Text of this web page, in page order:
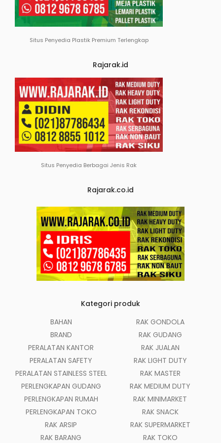
Situs Penyedia Plastik Premium Terlengkap
Rajarak.id
Situs Penyedia Berbagai Jenis Rak
Rajarak.co.id
Kategori produk
BAHAN
BRAND
PERALATAN KANTOR
PERALATAN SAFETY
PERALATAN STAINLESS STEEL
PERLENGKAPAN GUDANG
PERLENGKAPAN RUMAH
PERLENGKAPAN TOKO
RAK ARSIP
RAK BARANG
RAK GONDOLA
RAK GUDANG
RAK JUALAN
RAK LIGHT DUTY
RAK MASTER
RAK MEDIUM DUTY
RAK MINIMARKET
RAK SNACK
RAK SUPERMARKET
RAK TOKO